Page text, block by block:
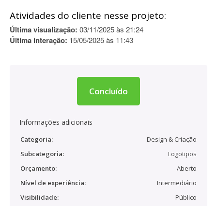
Atividades do cliente nesse projeto:
Última visualização: 03/11/2025 às 21:24
Última interação: 15/05/2025 às 11:43
Concluído
Informações adicionais
Categoria:
Design & Criação
Subcategoria:
Logotipos
Orçamento:
Aberto
Nível de experiência:
Intermediário
Visibilidade:
Público